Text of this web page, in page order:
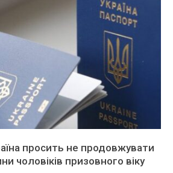
просить не продовжувати
чоловіків призовного віку